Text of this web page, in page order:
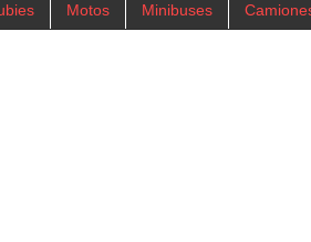
Motos Minibuses